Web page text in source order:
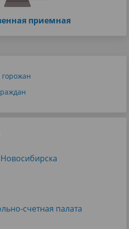
приемная
счетная палата